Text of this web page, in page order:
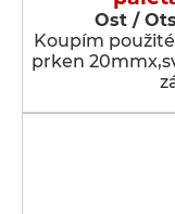
Ost /
Koupím
prken